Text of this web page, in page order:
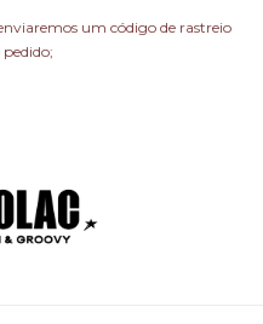
um código de rastreio